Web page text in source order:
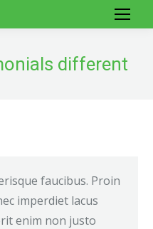
different
faucibus. Proin
imperdiet lacus
enim non justo